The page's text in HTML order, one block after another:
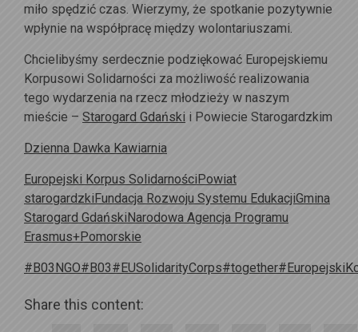
miło spędzić czas. Wierzymy, że spotkanie pozytywnie
wpłynie na współpracę między wolontariuszami.
Chcielibyśmy serdecznie podziękować Europejskiemu
Korpusowi Solidarności za możliwość realizowania
tego wydarzenia na rzecz młodzieży w naszym
mieście – Starogard Gdański i Powiecie Starogardzkim
Dzienna Dawka Kawiarnia
Europejski Korpus SolidarnościPowiat
starogardzkiFundacja Rozwoju Systemu EdukacjiGmina
Starogard GdańskiNarodowa Agencja Programu
Erasmus+Pomorskie
#B03NGO#B03#EUSolidarityCorps#together
Share this content: